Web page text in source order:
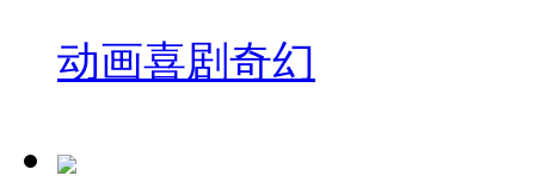
动画喜剧 奇幻